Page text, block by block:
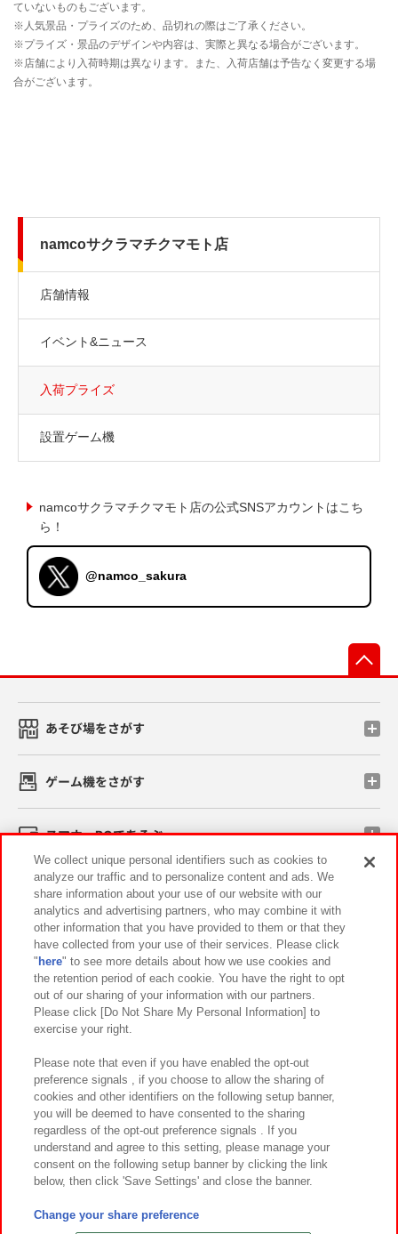
namcoサクラマチクマモト店
店舗情報
イベント&ニュース
入荷プライズ
設置ゲーム機
namcoサクラマチクマモト店の公式SNSアカウントはこち
ら！
@namco_sakura
あそび場をさがす
ゲーム機をさがす
スマホ・PCであそぶ
イベント・キャンペーン
関連会社 サステナビリティ サイトポリシー
プライバシーポリシー ウェブアクセシビリティ方針と検証結果
お取引先さまとともに
カスタマーハラスメント対応方針 よくあるご質問・お問い合わせ
©Bandai Namco Amusement Inc.
©Bandai Namco Amusement Lab Inc.
We collect unique personal identifiers such as cookies to
analyze our traffic and to personalize content and ads. We
share information about your use of our website with our
analytics and advertising partners, who may combine it with
other information that you have provided to them or that they
have collected from your use of their services. Please click
" here" to see more details about how we use cookies and
the retention period of each cookie. You have the right to opt
out of our sharing of your information with our partners.
Please click [Do Not Share My Personal Information] to
exercise your right.
Please note that even if you have enabled the opt-out
preference signals , if you choose to allow the sharing of
cookies and other identifiers on the following setup banner,
you will be deemed to have consented to the sharing
regardless of the opt-out preference signals . If you
understand and agree to this setting, please manage your
consent on the following setup banner by clicking the link
below, then click 'Save Settings' and close the banner.
Change your share preference